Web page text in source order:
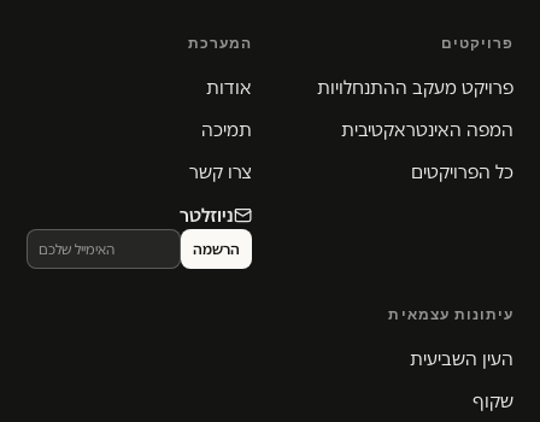
פרויקטים
פרויקט מעקב ההתנחלויות
המפה האינטראקטיבית
כל הפרויקטים
המערכת
אודות
תמיכה
צרו קשר
ניוזלטר
עיתונות עצמאית
העין השביעית
שקוף